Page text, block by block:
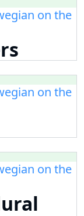
on the
on the
on the